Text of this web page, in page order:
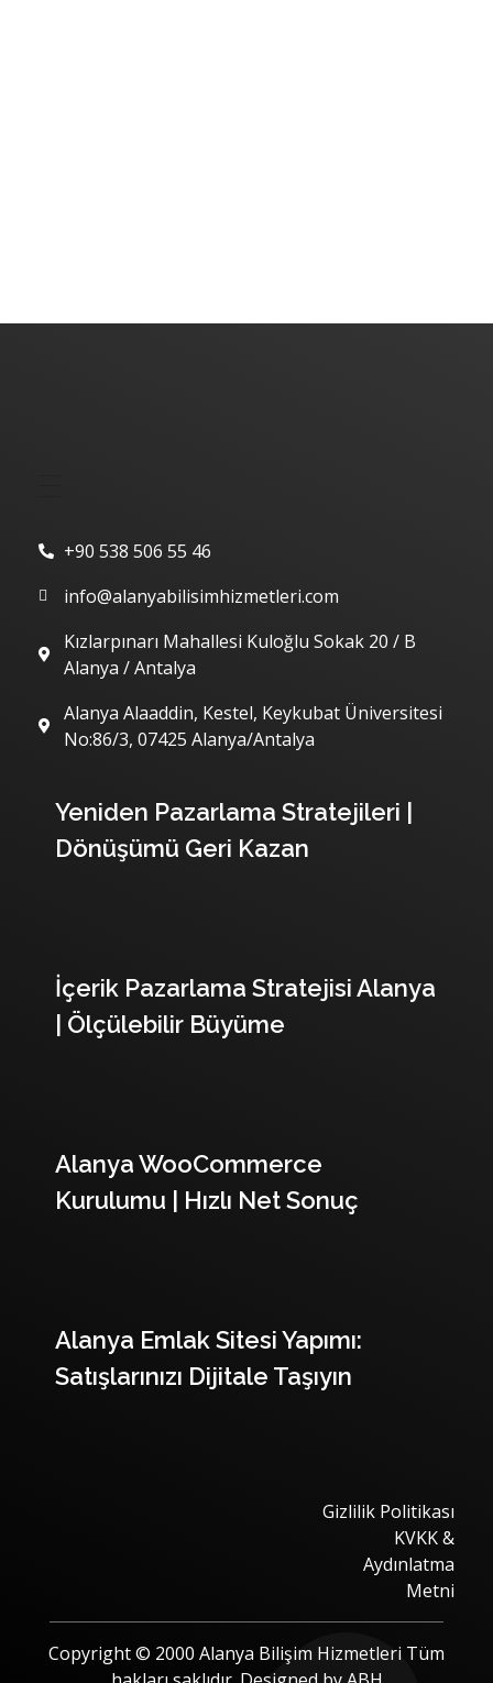
+90 538 506 55 46
info@alanyabilisimhizmetleri.com
Kızlarpınarı Mahallesi Kuloğlu Sokak 20 / B
Alanya / Antalya
Alanya Alaaddin, Kestel, Keykubat Üniversitesi
No:86/3, 07425 Alanya/Antalya
Yeniden Pazarlama Stratejileri |
Dönüşümü Geri Kazan
İçerik Pazarlama Stratejisi Alanya
| Ölçülebilir Büyüme
Alanya WooCommerce
Kurulumu | Hızlı Net Sonuç
Alanya Emlak Sitesi Yapımı:
Satışlarınızı Dijitale Taşıyın
Gizlilik Politikası
KVKK &
Aydınlatma
Metni
Copyright © 2000 Alanya Bilişim Hizmetleri Tüm